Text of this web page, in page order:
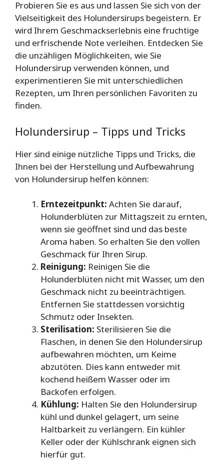
Probieren Sie es aus und lassen Sie sich von der
Vielseitigkeit des Holundersirups begeistern. Er
wird Ihrem Geschmackserlebnis eine fruchtige
und erfrischende Note verleihen. Entdecken Sie
die unzähligen Möglichkeiten, wie Sie
Holundersirup verwenden können, und
experimentieren Sie mit unterschiedlichen
Rezepten, um Ihren persönlichen Favoriten zu
finden.
Holundersirup – Tipps und Tricks
Hier sind einige nützliche Tipps und Tricks, die
Ihnen bei der Herstellung und Aufbewahrung
von Holundersirup helfen können:
Erntezeitpunkt: Achten Sie darauf,
Holunderblüten zur Mittagszeit zu ernten,
wenn sie geöffnet sind und das beste
Aroma haben. So erhalten Sie den vollen
Geschmack für Ihren Sirup.
Reinigung: Reinigen Sie die
Holunderblüten nicht mit Wasser, um den
Geschmack nicht zu beeinträchtigen.
Entfernen Sie stattdessen vorsichtig
Schmutz oder Insekten.
Sterilisation: Sterilisieren Sie die
Flaschen, in denen Sie den Holundersirup
aufbewahren möchten, um Keime
abzutöten. Dies kann entweder mit
kochend heißem Wasser oder im
Backofen erfolgen.
Kühlung: Halten Sie den Holundersirup
kühl und dunkel gelagert, um seine
Haltbarkeit zu verlängern. Ein kühler
Keller oder der Kühlschrank eignen sich
hierfür gut.